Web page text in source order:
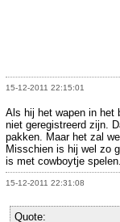
15-12-2011 22:15:01
Als hij het wapen in het
niet geregistreerd zijn.
pakken. Maar het zal
Misschien is hij wel zo
is met cowboytje spelen.
15-12-2011 22:31:08
Quote: